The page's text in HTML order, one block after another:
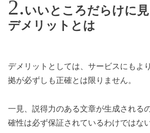
いいところだらけに
デメリットとは
デメリットとしては、サービスにもよ
拠が必ずしも正確とは限りません。
一見、説得力のある文章が生成される
確性は必ず保証されているわけではな